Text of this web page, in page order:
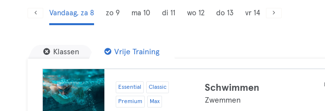
Vandaag, za 8 zo 9 ma 10 di 11 wo 12 do 13 vr 14
Klassen Vrije Training
Essential Classic
Premium Max
Schwimmen
Zwemmen